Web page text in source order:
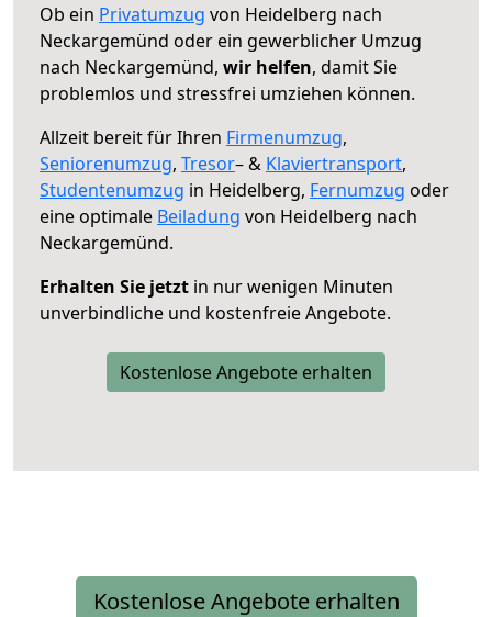
Ob ein Privatumzug von Heidelberg nach
Neckargemünd oder ein gewerblicher Umzug
nach Neckargemünd, wir helfen, damit Sie
problemlos und stressfrei umziehen können.
Allzeit bereit für Ihren Firmenumzug,
Seniorenumzug, Tresor– & Klaviertransport,
Studentenumzug in Heidelberg, Fernumzug oder
eine optimale Beiladung von Heidelberg nach
Neckargemünd.
Erhalten Sie jetzt in nur wenigen Minuten
unverbindliche und kostenfreie Angebote.
Kostenlose Angebote erhalten
Kostenlose Angebote erhalten